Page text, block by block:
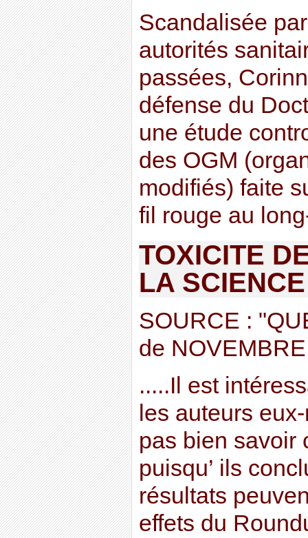
Scandalisée
autorités
passées,
défense du
une étude
des OGM
modifiés) faite
fil rouge au
TOXICITE
LA
SOURCE :
de
.....Il est
les auteurs
pas bien savoir
puisqu’ ils
résultats
effets du